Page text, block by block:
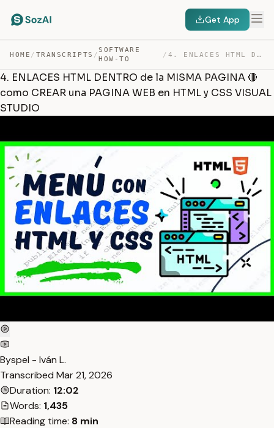
Get App
HOME / TRANSCRIPTS /
SOFTWARE
HOW-TO
/ 4. ENLACES HTML DENTRO DE LA MISMA PAGINA 🔴 COMO CREAR … — TRANSCRIPT
4. ENLACES HTML DENTRO de la MISMA PAGINA 🔴
como CREAR una PAGINA WEB en HTML y CSS VISUAL
STUDIO
Byspel - Iván L.
Transcribed Mar 21, 2026
Duration: 12:02
Words: 1,435
Reading time: 8 min